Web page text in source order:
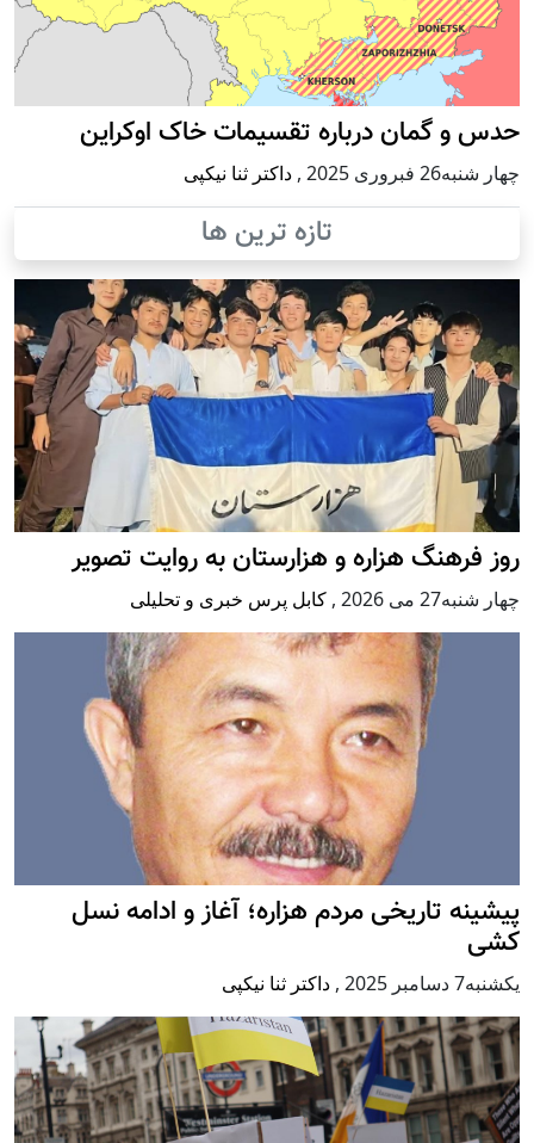
حدس و گمان درباره تقسیمات خاک اوکراین
چهار شنبه26 فبروری 2025 , داکتر ثنا نیکپی
تازه ترین ها
روز فرهنگ هزاره و هزارستان به روایت تصویر
چهار شنبه27 می 2026 , کابل پرس خبری و تحلیلی
پيشينه تاريخی مردم هزاره؛ آغاز و ادامه نسل
کشی
يكشنبه7 دسامبر 2025 , داکتر ثنا نیکپی